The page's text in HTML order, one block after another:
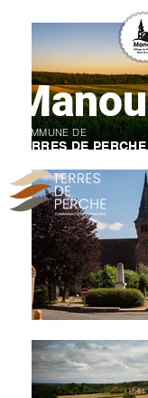
Manou
COMMUNE DE
TERRES DE PERCHE